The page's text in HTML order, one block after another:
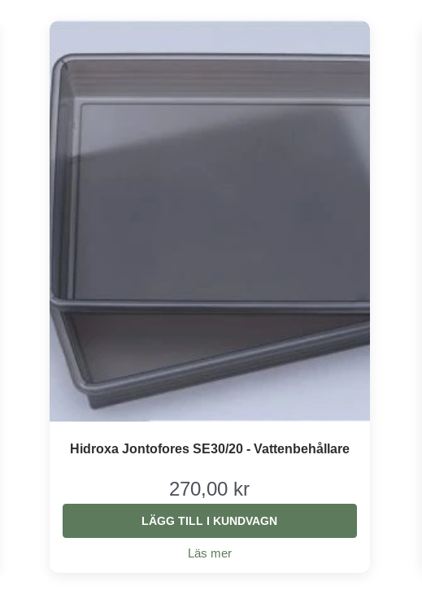
Hidroxa Jontofores SE30/20 - Vattenbehållare
270,00 kr
LÄGG TILL I KUNDVAGN
Läs mer